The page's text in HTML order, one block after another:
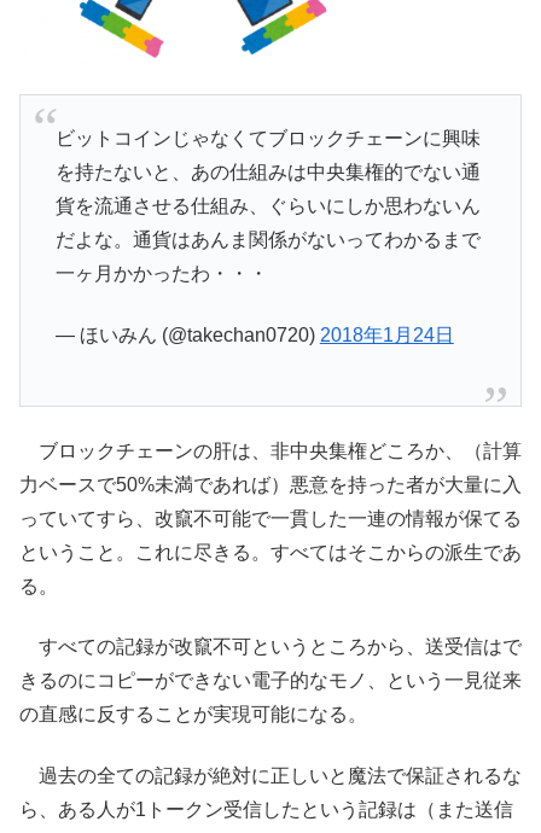
ビットコインじゃなくてブロックチェーンに興味
を持たないと、あの仕組みは中央集権的でない通
貨を流通させる仕組み、ぐらいにしか思わないん
だよな。通貨はあんま関係がないってわかるまで
一ヶ月かかったわ・・・
— ほいみん (@takechan0720) 2018年1月24日
ブロックチェーンの肝は、非中央集権どころか、（計算
力ベースで50%未満であれば）悪意を持った者が大量に入
っていてすら、改竄不可能で一貫した一連の情報が保てる
ということ。これに尽きる。すべてはそこからの派生であ
る。
すべての記録が改竄不可というところから、送受信はで
きるのにコピーができない電子的なモノ、という一見従来
の直感に反することが実現可能になる。
過去の全ての記録が絶対に正しいと魔法で保証されるな
ら、ある人が1トークン受信したという記録は（また送信